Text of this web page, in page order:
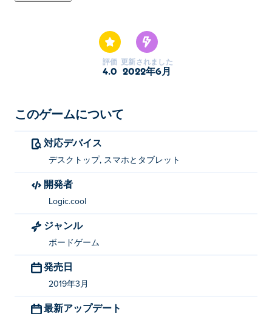
評価
4.0
更新されました
2022年6月
このゲームについて
対応デバイス
デスクトップ, スマホとタブレット
開発者
Logic.cool
ジャンル
ボードゲーム
発売日
2019年3月
最新アップデート